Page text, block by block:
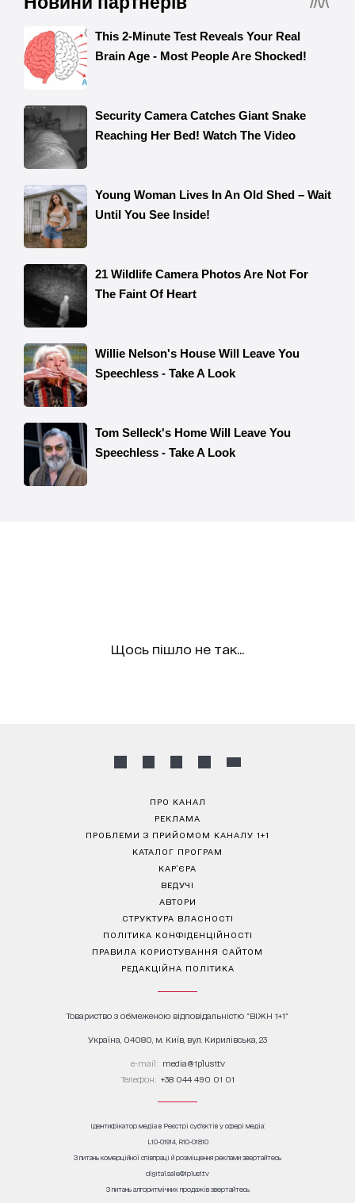
Щось пішло не так...
ПРО КАНАЛ
РЕКЛАМА
ПРОБЛЕМИ З ПРИЙОМОМ КАНАЛУ 1+1
КАТАЛОГ ПРОГРАМ
КАР’ЄРА
ВЕДУЧІ
АВТОРИ
СТРУКТУРА ВЛАСНОСТІ
ПОЛІТИКА КОНФІДЕНЦІЙНОСТІ
ПРАВИЛА КОРИСТУВАННЯ САЙТОМ
РЕДАКЦІЙНА ПОЛІТИКА
Товариство з обмеженою відповідальністю "ВІЖН 1+1"
Україна, 04080, м. Київ, вул. Кирилівська, 23
е-mail: media@1plus1.tv
Телефон: +38 044 490 01 01
Ідентифікатор медіа в Реєстрі суб’єктів у сфері медіа:
L10-01914, R10-01810
З питань комерційної співпраці й розміщення реклами звертайтесь
digital.sale@1plus1.tv
З питань алгоритмічних продажів звертайтесь